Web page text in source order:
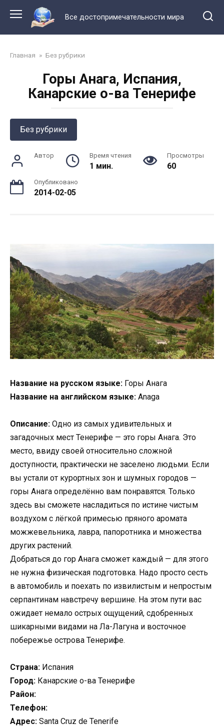
контенту
Все достопримечательности мира
Главная » Без рубрики
Горы Анага, Испания,
Канарские о-ва Тенерифе
Без рубрики
Автор Время чтения
1 мин.
Просмотры
60
Опубликовано
2014-02-05
Название на русском языке: Горы Анага
Название на английском языке: Anaga
Описание: Одно из самых удивительных и
загадочных мест Тенерифе — это горы Анага. Это
место, ввиду своей относительно сложной
доступности, практически не заселено людьми. Если
вы устали от курортных зон и шумных городов —
горы Анага определённо вам понравятся. Только
здесь вы сможете насладиться по истине чистым
воздухом с лёгкой примесью пряного аромата
можжевельника, лавра, папоротника и множества
других растений.
Добраться до гор Анага сможет каждый — для этого
не нужна физическая подготовка. Надо просто сесть
в автомобиль и поехать по извилистым и непростым
серпантинам навстречу вершине. На этом пути вас
ожидает немало острых ощущений, сдобренных
шикарными видами на Ла-Лагуна и восточное
побережье острова Тенерифе.
Страна: Испания
Город: Канарские о-ва Тенерифе
Район:
Телефон:
Адрес: Santa Cruz de Tenerife